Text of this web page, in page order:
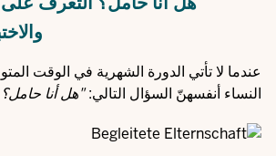
عندما لا تأتي الدورة الشهرية في الوقت
النساء أنفسهنّ السؤال التالي:"هل أنا حامل؟